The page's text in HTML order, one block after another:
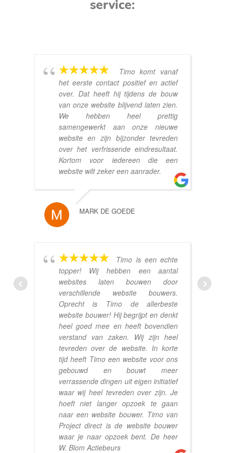
service:
Timo komt vanaf
het eerste contact positief en actief
over. Dat heeft hij tijdens de bouw
van onze website blijvend laten zien.
We hebben heel prettig
samengewerkt aan onze nieuwe
website en zijn bijzonder tevreden
over het verfrissende eindresultaat.
Kortom voor iedereen die een
website wilt zeker een aanrader.
MARK DE GOEDE
Timo is een echte
topper! Wij hebben een aantal
websites laten bouwen door
verschillende website bouwers.
Oprecht is Timo de allerbeste
website bouwer! Hij begrijpt en denkt
heel goed mee en heeft bovendien
verstand van zaken. Wij zijn heel
tevreden over de website. In korte
tijd heeft Timo een website voor ons
gebouwd en bouwt meer
verrassende dingen uit eigen initiatief
waar wij heel tevreden over zijn. Je
hoeft niet langer opzoek te gaan
naar een website bouwer. Timo van
Project direct is de website bouwer
waar je naar opzoek bent. De heer
W. Blom Actiebeurs